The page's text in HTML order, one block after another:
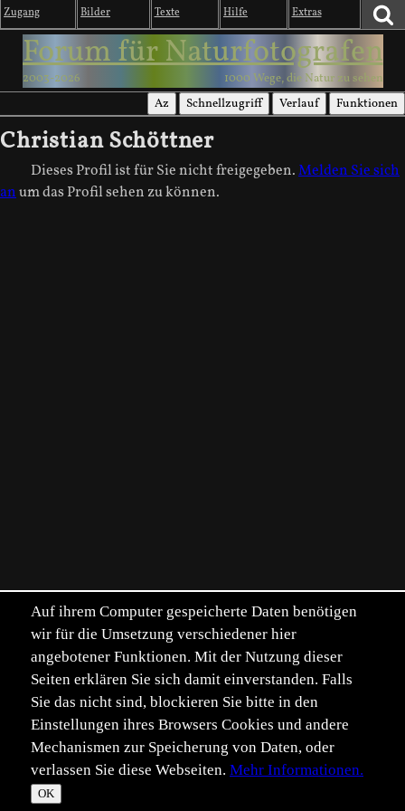
Zugang Bilder Texte Hilfe Extras
Forum für Naturfotografen
2003-2026 1000 Wege, die Natur zu sehen
Az Schnellzugriff Verlauf Funktionen
Christian Schöttner
Dieses Profil ist für Sie nicht freigegeben.Melden Sie sich
anum das Profil sehen zu können.
Auf ihrem Computer gespeicherte Daten benötigen
wir für die Umsetzung verschiedener hier
angebotener Funktionen. Mit der Nutzung dieser
Seiten erklären Sie sich damit einverstanden. Falls
Sie das nicht sind, blockieren Sie bitte in den
Einstellungen ihres Browsers Cookies und andere
Mechanismen zur Speicherung von Daten, oder
verlassen Sie diese Webseiten. Mehr Informationen.
OK